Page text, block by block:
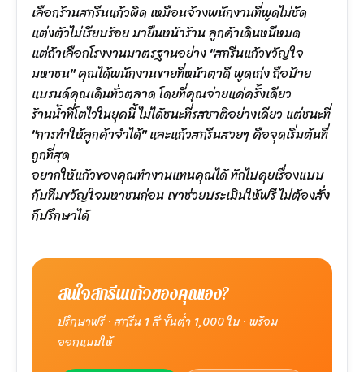
เลือกร้านสกรีนแก้วผิด เหมือนจ้างพนักงานที่พูดไม่ชัด
แต่งตัวไม่เรียบร้อย มายืนหน้าร้าน ลูกค้าเดินหนีหมด
แต่ถ้าเลือกโรงงานมาตรฐานอย่าง "สกรีนแก้วขวัญใจ
มหาชน" คุณได้พนักงานขายที่หน้าตาดี พูดเก่ง ถือป้าย
แบรนด์คุณเดินทั่วตลาด โดยที่คุณจ่ายแค่ครั้งเดียว
ร้านน้ำที่โตไวในยุคนี้ ไม่ได้ชนะที่รสชาติอย่างเดียว แต่ชนะที่
"การทำให้ลูกค้าจำได้" และแก้วสกรีนสวยๆ คือจุดเริ่มต้นที่
ถูกที่สุด
อยากให้แก้วของคุณทำงานแทนคุณได้ ทักไปคุยเรื่องแบบ
กับทีมขวัญใจมหาชนก่อน เขาช่วยประเมินให้ฟรี ไม่ต้องสั่ง
ก็ปรึกษาได้
สนใจสกรีนแก้วของคุณเอง?
ปรึกษาฟรี · สกรีน 1 สี ขั้นต่ำ 1,000 ใบ · พร้อม
ออกแบบให้